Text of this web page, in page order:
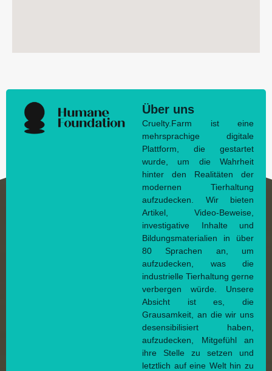
Über uns
Cruelty.Farm ist eine
mehrsprachige digitale
Plattform, die gestartet
wurde, um die Wahrheit
hinter den Realitäten der
modernen Tierhaltung
aufzudecken. Wir bieten
Artikel, Video-Beweise,
investigative Inhalte und
Bildungsmaterialien in über
80 Sprachen an, um
aufzudecken, was die
industrielle Tierhaltung gerne
verbergen würde. Unsere
Absicht ist es, die
Grausamkeit, an die wir uns
desensibilisiert haben,
aufzudecken, Mitgefühl an
ihre Stelle zu setzen und
letztlich auf eine Welt hin zu